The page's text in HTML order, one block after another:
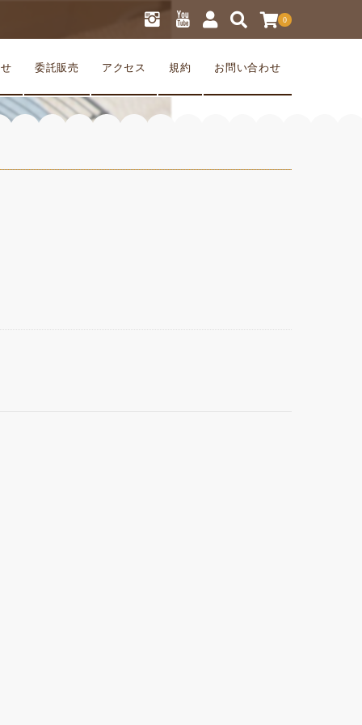
0
委託販売 アクセス 規約 お問い合わせ